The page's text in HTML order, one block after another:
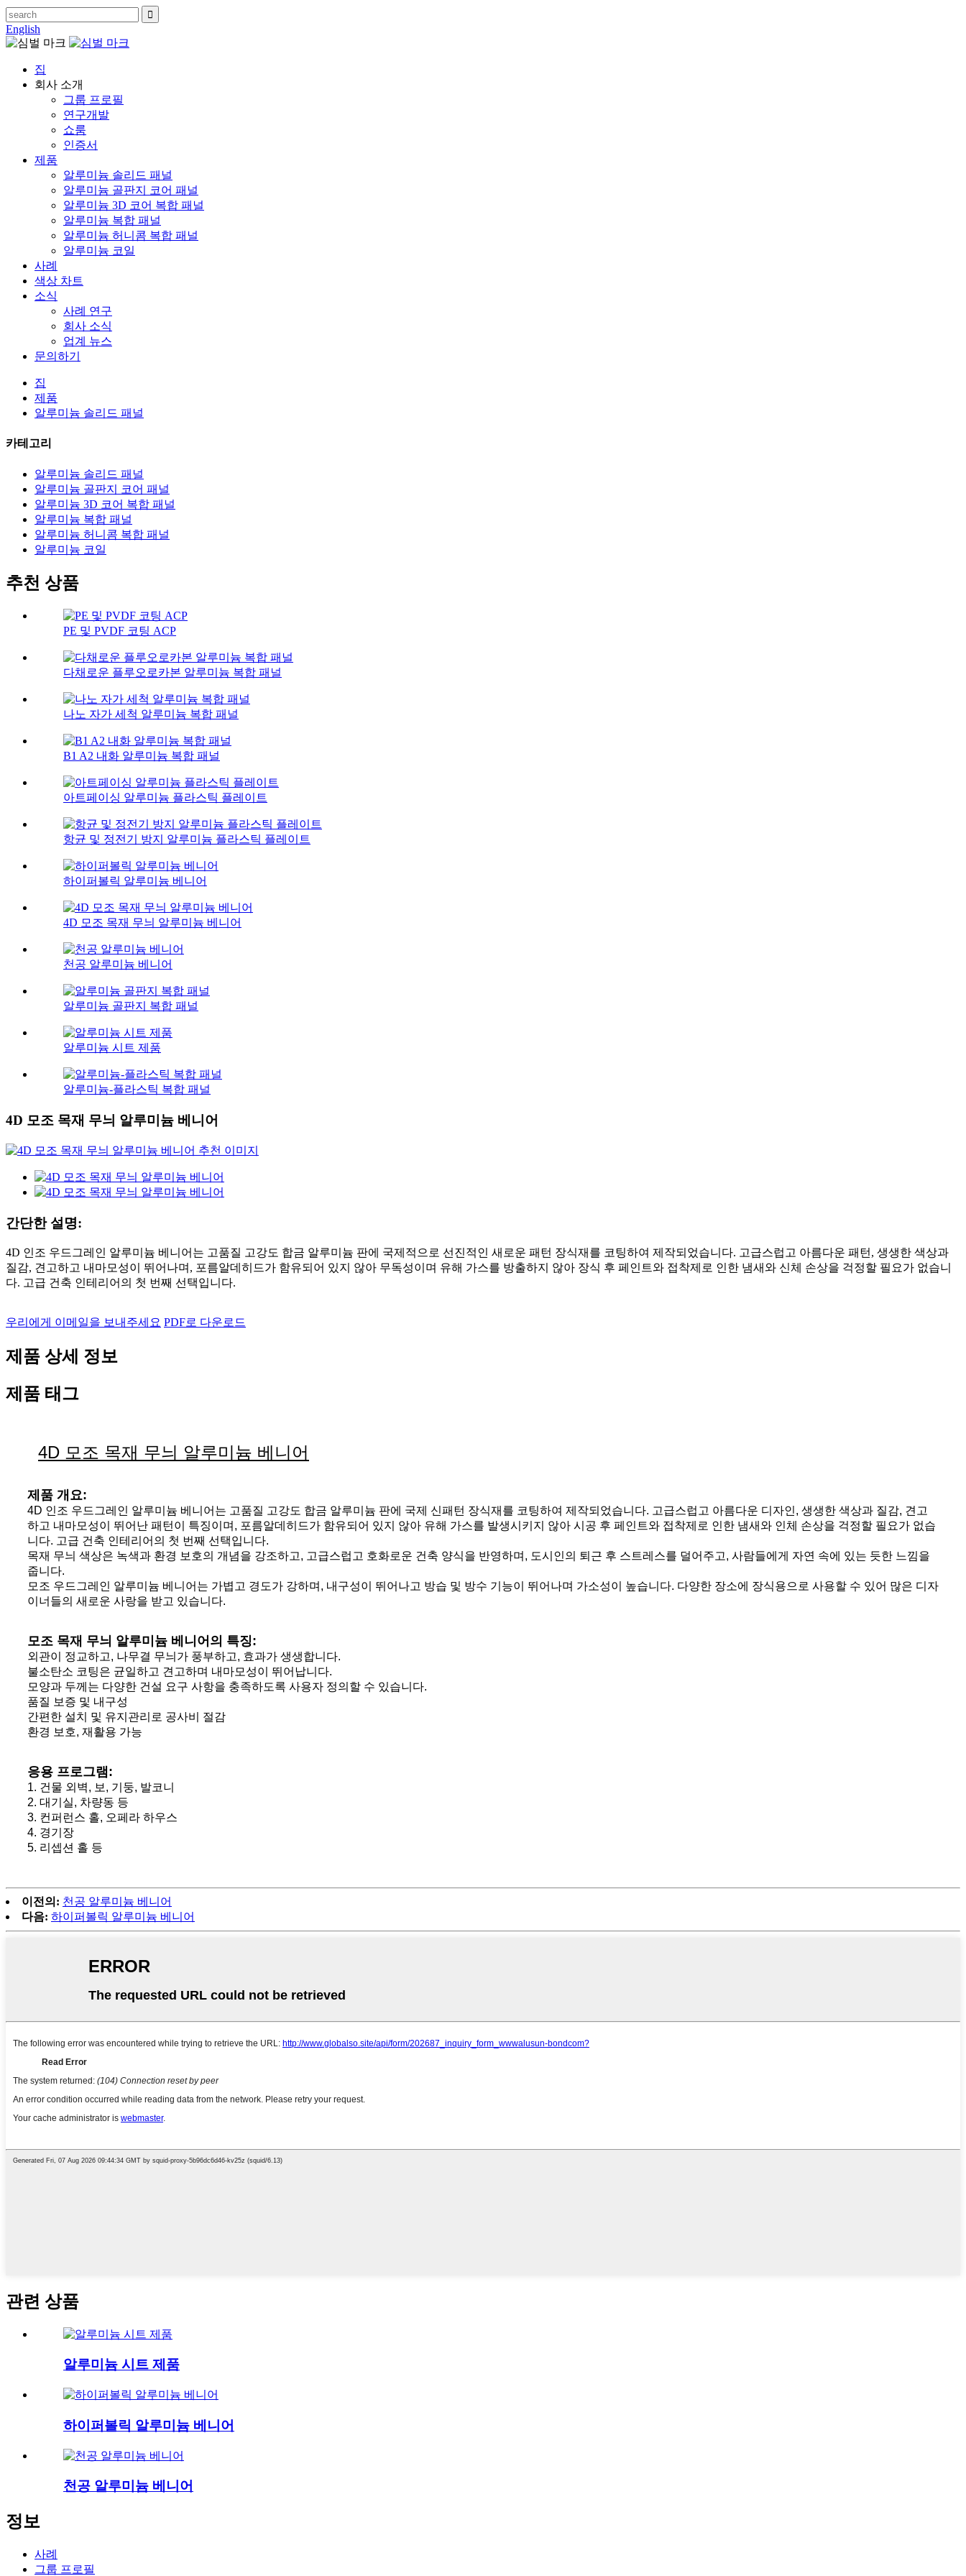
English
집
회사 소개
그룹 프로필
연구개발
쇼룸
인증서
제품
알루미늄 솔리드 패널
알루미늄 골판지 코어 패널
알루미늄 3D 코어 복합 패널
알루미늄 복합 패널
알루미늄 허니콤 복합 패널
알루미늄 코일
사례
색상 차트
소식
사례 연구
회사 소식
업계 뉴스
문의하기
집
제품
알루미늄 솔리드 패널
카테고리
알루미늄 솔리드 패널
알루미늄 골판지 코어 패널
알루미늄 3D 코어 복합 패널
알루미늄 복합 패널
알루미늄 허니콤 복합 패널
알루미늄 코일
추천 상품
PE 및 PVDF 코팅 ACP
다채로운 플루오로카본 알루미늄 복합 패널
나노 자가 세척 알루미늄 복합 패널
B1 A2 내화 알루미늄 복합 패널
아트페이싱 알루미늄 플라스틱 플레이트
항균 및 정전기 방지 알루미늄 플라스틱 플레이트
하이퍼볼릭 알루미늄 베니어
4D 모조 목재 무늬 알루미늄 베니어
천공 알루미늄 베니어
알루미늄 골판지 복합 패널
알루미늄 시트 제품
알루미늄-플라스틱 복합 패널
4D 모조 목재 무늬 알루미늄 베니어
간단한 설명:
4D 인조 우드그레인 알루미늄 베니어는 고품질 고강도 합금 알루미늄 판에 국제적으로 선진적인 새로운 패턴 장식재를 코팅하여 제작되었습니다. 고급스럽고 아름다운 패턴, 생생한 색상과
질감, 견고하고 내마모성이 뛰어나며, 포름알데히드가 함유되어 있지 않아 무독성이며 유해 가스를 방출하지 않아 장식 후 페인트와 접착제로 인한 냄새와 신체 손상을 걱정할 필요가 없습니
다. 고급 건축 인테리어의 첫 번째 선택입니다.
우리에게 이메일을 보내주세요 PDF로 다운로드
제품 상세 정보
제품 태그
4D 모조 목재 무늬 알루미늄 베니어
제품 개요:
4D 인조 우드그레인 알루미늄 베니어는 고품질 고강도 합금 알루미늄 판에 국제 신패턴 장식재를 코팅하여 제작되었습니다. 고급스럽고 아름다운 디자인, 생생한 색상과 질감, 견고
하고 내마모성이 뛰어난 패턴이 특징이며, 포름알데히드가 함유되어 있지 않아 유해 가스를 발생시키지 않아 시공 후 페인트와 접착제로 인한 냄새와 인체 손상을 걱정할 필요가 없습
니다. 고급 건축 인테리어의 첫 번째 선택입니다.
목재 무늬 색상은 녹색과 환경 보호의 개념을 강조하고, 고급스럽고 호화로운 건축 양식을 반영하며, 도시인의 퇴근 후 스트레스를 덜어주고, 사람들에게 자연 속에 있는 듯한 느낌을
줍니다.
모조 우드그레인 알루미늄 베니어는 가볍고 경도가 강하며, 내구성이 뛰어나고 방습 및 방수 기능이 뛰어나며 가소성이 높습니다. 다양한 장소에 장식용으로 사용할 수 있어 많은 디자
이너들의 새로운 사랑을 받고 있습니다.
모조 목재 무늬 알루미늄 베니어의 특징:
외관이 정교하고, 나무결 무늬가 풍부하고, 효과가 생생합니다.
불소탄소 코팅은 균일하고 견고하며 내마모성이 뛰어납니다.
모양과 두께는 다양한 건설 요구 사항을 충족하도록 사용자 정의할 수 있습니다.
품질 보증 및 내구성
간편한 설치 및 유지관리로 공사비 절감
환경 보호, 재활용 가능
응용 프로그램:
1. 건물 외벽, 보, 기둥, 발코니
2. 대기실, 차량동 등
3. 컨퍼런스 홀, 오페라 하우스
4. 경기장
5. 리셉션 홀 등
이전의: 천공 알루미늄 베니어
다음: 하이퍼볼릭 알루미늄 베니어
관련 상품
알루미늄 시트 제품
하이퍼볼릭 알루미늄 베니어
천공 알루미늄 베니어
정보
사례
그룹 프로필